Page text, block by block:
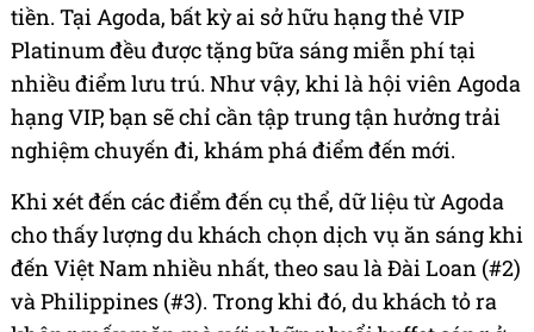
tiền. Tại Agoda, bất kỳ ai sở hữu hạng thẻ VIP
Platinum đều được tặng bữa sáng miễn phí tại
nhiều điểm lưu trú. Như vậy, khi là hội viên Agoda
hạng VIP, bạn sẽ chỉ cần tập trung tận hưởng trải
nghiệm chuyến đi, khám phá điểm đến mới.
Khi xét đến các điểm đến cụ thể, dữ liệu từ Agoda
cho thấy lượng du khách chọn dịch vụ ăn sáng khi
đến Việt Nam nhiều nhất, theo sau là Đài Loan (#2)
và Philippines (#3). Trong khi đó, du khách tỏ ra